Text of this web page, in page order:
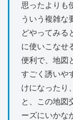
思ったよりも
ういう複雑な
どやってみる
に使いこなせ
便利で、地図
すごく誘いや
けになったり
と、この地図
ーズにいかな